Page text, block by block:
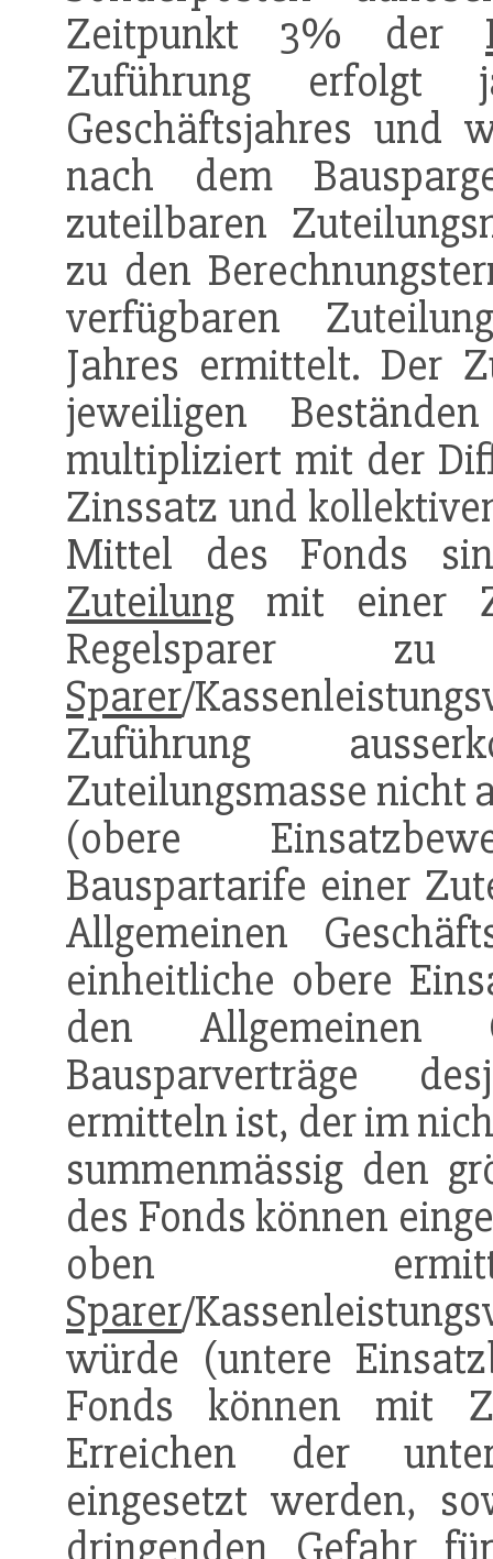
Zeitpunkt 3% der
Zuführung erfolgt
Geschäftsjahres und
nach dem
zuteilbaren
zu den
verfügbaren
Jahres ermittelt. Der
jeweiligen
multipliziert mit der
Zinssatz und
Mittel des Fonds
Zuteilung mit einer
Regelsparer
Sparer/
Zuführung
Zuteilungsmasse nicht
(obere
Bauspartarife einer
Allgemeinen
einheitliche obere
den Allgemeinen
Bausparverträge
ermitteln ist, der im
summenmässig den
des Fonds können
oben
Sparer/
würde (untere
Fonds können mit
Erreichen der
eingesetzt werden,